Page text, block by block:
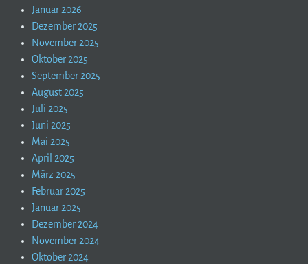
Januar 2026
Dezember 2025
November 2025
Oktober 2025
September 2025
August 2025
Juli 2025
Juni 2025
Mai 2025
April 2025
März 2025
Februar 2025
Januar 2025
Dezember 2024
November 2024
Oktober 2024